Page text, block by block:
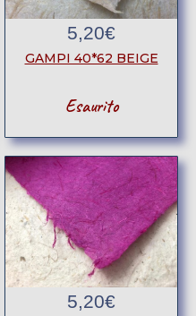
5,20€
GAMPI 40*62 BEIGE
Esaurito
5,20€